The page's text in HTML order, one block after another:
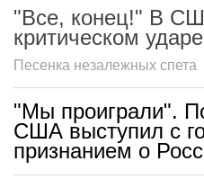
"Все, конец!" В
критическом
Песенка незалежных спета
"Мы проиграли".
США выступил с
признанием о